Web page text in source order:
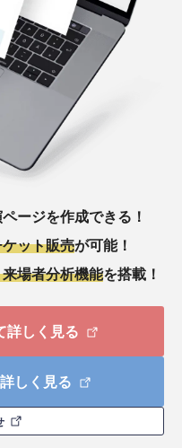
ージを作成できる！
ット販売が可能！
場者分析機能を搭載！
詳しく見る
しく見る